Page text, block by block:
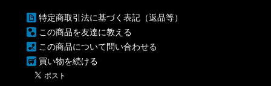
特定商取引法に基づく表記（返品等）
この商品を友達に教える
この商品について問い合わせる
買い物を続ける